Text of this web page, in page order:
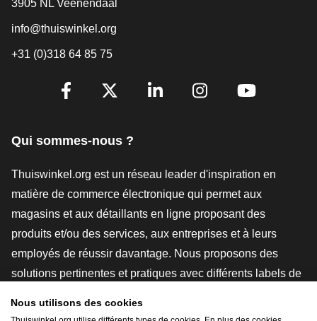
3905 NL Veenendaal
info@thuiswinkel.org
+31 (0)318 64 85 75
[_General:SocialMediaTitle]
Qui sommes-nous ?
Thuiswinkel.org est un réseau leader d'inspiration en
matière de commerce électronique qui permet aux
magasins et aux détaillants en ligne proposant des
produits et/ou des services, aux entreprises et à leurs
employés de réussir davantage. Nous proposons des
solutions pertinentes et pratiques avec différents labels de
Nous utilisons des cookies